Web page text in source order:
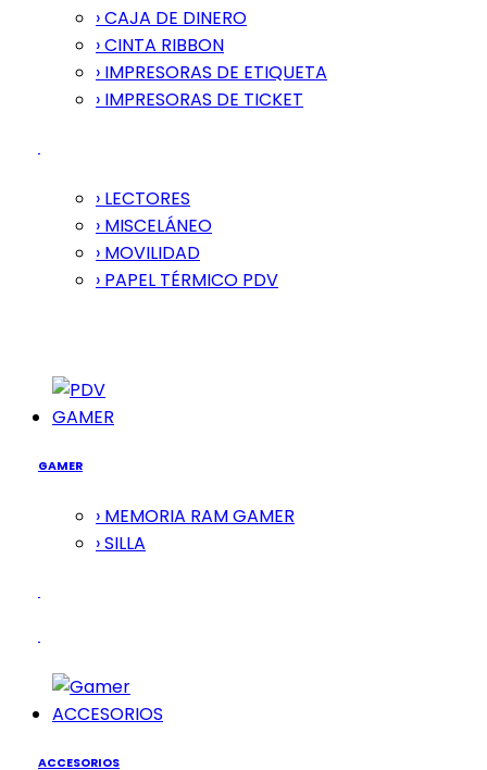
› CAJA DE DINERO
› CINTA RIBBON
› IMPRESORAS DE ETIQUETA
› IMPRESORAS DE TICKET
› LECTORES
› MISCELÁNEO
› MOVILIDAD
› PAPEL TÉRMICO PDV
GAMER
GAMER
› MEMORIA RAM GAMER
› SILLA
ACCESORIOS
ACCESORIOS